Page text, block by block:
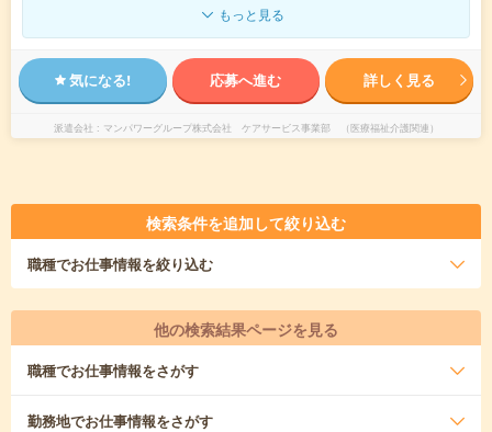
もっと見る
気になる! 応募へ進む 詳しく見る
派遣会社 マンパワーグループ株式会社 ケアサービス事業部 （医療福祉介護関連）
検索条件を追加して絞り込む
職種でお仕事情報を絞り込む
他の検索結果ページを見る
職種でお仕事情報をさがす
勤務地でお仕事情報をさがす